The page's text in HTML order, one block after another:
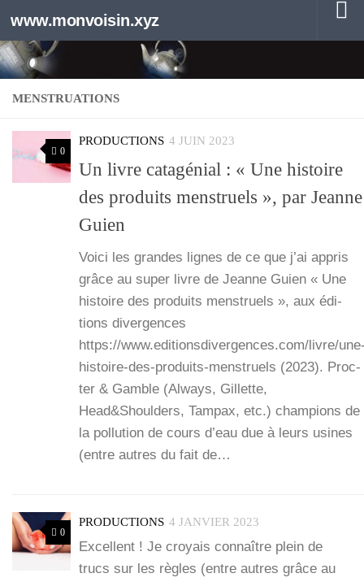
Au dessous du contenu
www.monvoisin.xyz
MENSTRUATIONS
0
PRODUCTIONS 4 JUIN 2023
Un livre catagénial : « Une histoire
des produits menstruels », par Jeanne
Guien
Voi­ci les grandes lignes de ce que j’ai appris
grâce au super livre de Jeanne Guien « Une
his­toire des pro­duits mens­truels », aux édi­
tions diver­gences
https://www.editionsdivergences.com/livre/
histoire-des-produits-menstruels (2023). Proc­
ter & Gamble (Always, Gil­lette,
Head&Shoulders, Tam­pax, etc.) cham­pions de
la pol­lu­tion de cours d’eau due à leurs usines
(entre autres du fait de…
0
PRODUCTIONS 4 JANVIER 2023
Excellent ! Je croyais connaître plein de
trucs sur les règles (entre autres grâce au